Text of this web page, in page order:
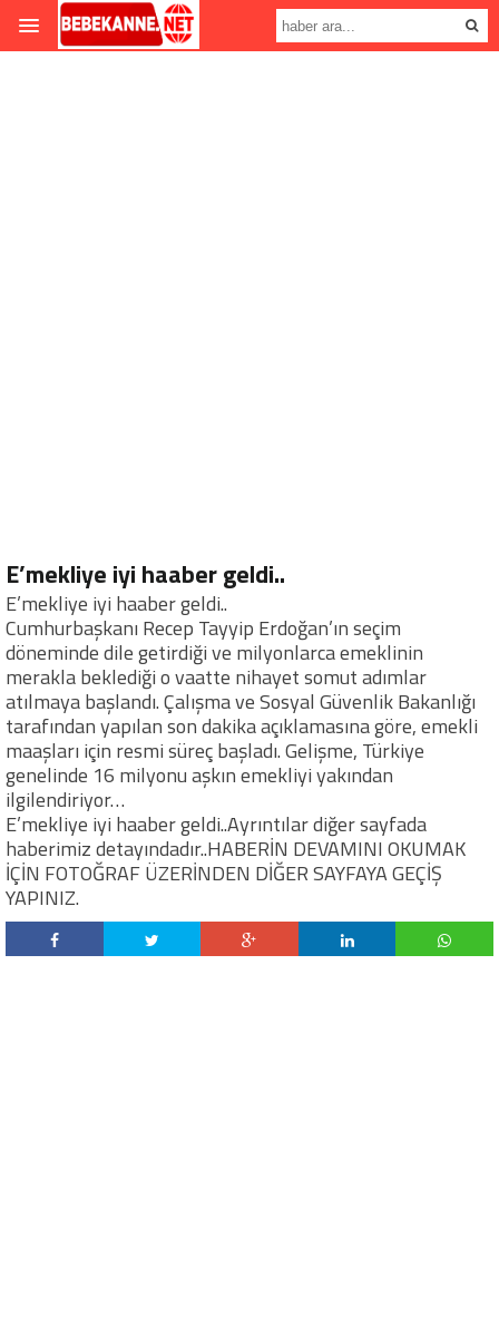
E’mekliye iyi haaber geldi..
E’mekliye iyi haaber geldi..
Cumhurbaşkanı Recep Tayyip Erdoğan’ın seçim
döneminde dile getirdiği ve milyonlarca emeklinin
merakla beklediği o vaatte nihayet somut adımlar
atılmaya başlandı. Çalışma ve Sosyal Güvenlik Bakanlığı
tarafından yapılan son dakika açıklamasına göre, emekli
maaşları için resmi süreç başladı. Gelişme, Türkiye
genelinde 16 milyonu aşkın emekliyi yakından
ilgilendiriyor…
E’mekliye iyi haaber geldi..Ayrıntılar diğer sayfada
haberimiz detayındadır..HABERİN DEVAMINI OKUMAK
İÇİN FOTOĞRAF ÜZERİNDEN DİĞER SAYFAYA GEÇİŞ
YAPINIZ.